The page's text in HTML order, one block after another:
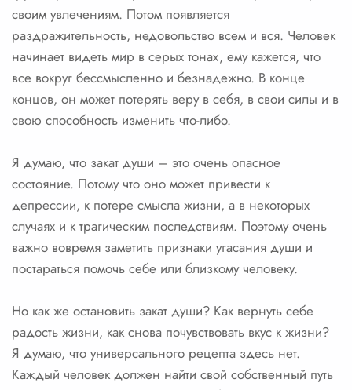
своим увлечениям. Потом появляется
раздражительность, недовольство всем и вся. Человек
начинает видеть мир в серых тонах, ему кажется, что
все вокруг бессмысленно и безнадежно. В конце
концов, он может потерять веру в себя, в свои силы и в
свою способность изменить что-либо.
Я думаю, что закат души – это очень опасное
состояние. Потому что оно может привести к
депрессии, к потере смысла жизни, а в некоторых
случаях и к трагическим последствиям. Поэтому очень
важно вовремя заметить признаки угасания души и
постараться помочь себе или близкому человеку.
Но как же остановить закат души? Как вернуть себе
радость жизни, как снова почувствовать вкус к жизни?
Я думаю, что универсального рецепта здесь нет.
Каждый человек должен найти свой собственный путь